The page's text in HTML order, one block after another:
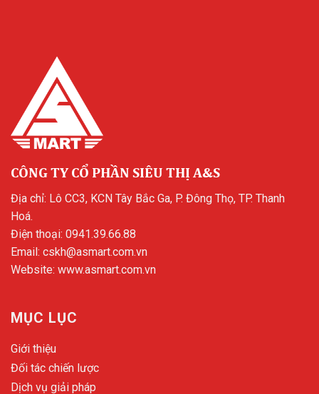
CÔNG TY CỔ PHẦN SIÊU THỊ A&S
Địa chỉ: Lô CC3, KCN Tây Bắc Ga, P. Đông Thọ, TP. Thanh
Hoá.
Điện thoại: 0941.39.66.88
Email: cskh@asmart.com.vn
Website: www.asmart.com.vn
MỤC LỤC
Giới thiệu
Đối tác chiến lược
Dịch vụ giải pháp